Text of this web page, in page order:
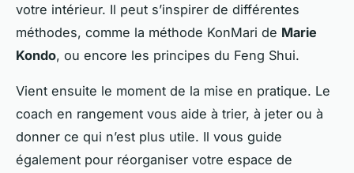
votre intérieur. Il peut s’inspirer de différentes
méthodes, comme la méthode KonMari de Marie
Kondo, ou encore les principes du Feng Shui.
Vient ensuite le moment de la mise en pratique. Le
coach en rangement vous aide à trier, à jeter ou à
donner ce qui n’est plus utile. Il vous guide
également pour réorganiser votre espace de